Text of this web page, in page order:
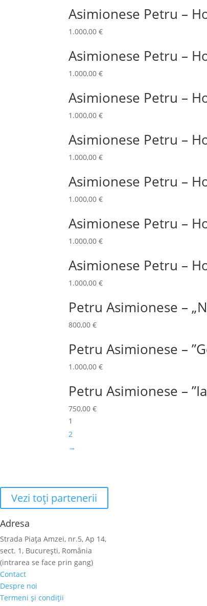
Asimionese Petru –
1.000,00€
Asimionese Petru –
1.000,00€
Asimionese Petru –
1.000,00€
Asimionese Petru –
1.000,00€
Asimionese Petru –
1.000,00€
Asimionese Petru –
1.000,00€
Asimionese Petru –
1.000,00€
Petru Asimionese –
800,00€
Petru Asimionese –
1.000,00€
Petru Asimionese –
750,00€
1
2
→
Vezi toţi partenerii
Adresa
Strada Piaţa Amzei, nr.5, Ap 14,
sect. 1, Bucureşti, România
(intrarea se face prin gang)
Contact
Despre noi
Termeni şi condiţii